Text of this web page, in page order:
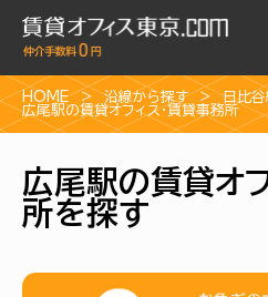
HOME 沿線から探す
日比谷
広尾駅の賃貸オフィス・賃貸事務所
広尾駅の賃貸オ
所を探す